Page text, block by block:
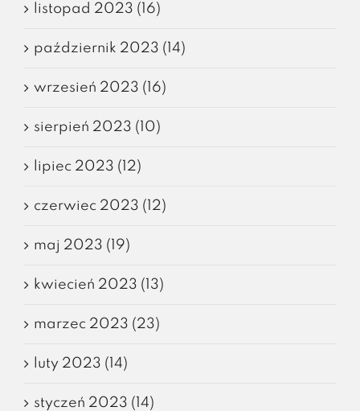
listopad 2023 (16)
październik 2023 (14)
wrzesień 2023 (16)
sierpień 2023 (10)
lipiec 2023 (12)
czerwiec 2023 (12)
maj 2023 (19)
kwiecień 2023 (13)
marzec 2023 (23)
luty 2023 (14)
styczeń 2023 (14)